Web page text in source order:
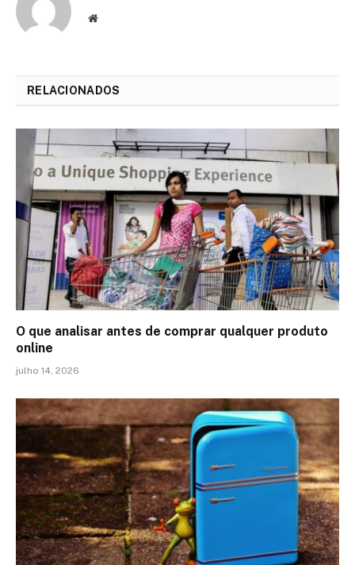
Website
RELACIONADOS
O que analisar antes de comprar qualquer produto
online
julho 14, 2026